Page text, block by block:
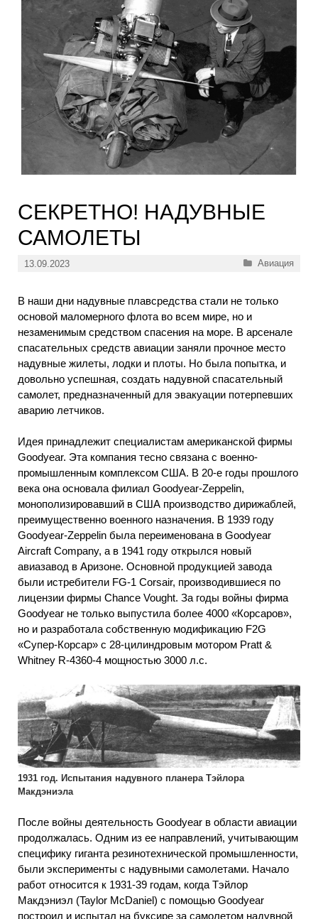
СЕКРЕТНО! НАДУВНЫЕ
САМОЛЕТЫ
13.09.2023 Рубрики
Авиация
В наши дни надувные плавсредства стали не только
основой маломерного флота во всем мире, но и
незаменимым средством спасения на море. В арсенале
спасательных средств авиации заняли прочное место
надувные жилеты, лодки и плоты. Но была попытка, и
довольно успешная, создать надувной спасательный
самолет, предназначенный для эвакуации потерпевших
аварию летчиков.
Идея принадлежит специалистам американской фирмы
Goodyear. Эта компания тесно связана с военно-
промышленным комплексом США. В 20-е годы прошлого
века она основала филиал Goodyear-Zeppelin,
монополизировавший в США производство дирижаблей,
преимущественно военного назначения. В 1939 году
Goodyear-Zeppelin была переименована в Goodyear
Aircraft Company, а в 1941 году открылся новый
авиазавод в Аризоне. Основной продукцией завода
были истребители FG-1 Corsair, производившиеся по
лицензии фирмы Chance Vought. За годы войны фирма
Goodyear не только выпустила более 4000 «Корсаров»,
но и разработала собственную модификацию F2G
«Супер-Корсар» с 28-цилиндровым мотором Pratt &
Whitney R-4360-4 мощностью 3000 л.с.
1931 год. Испытания надувного планера Тэйлора
Макдэниэла
После войны деятельность Goodyear в области авиации
продолжалась. Одним из ее направлений, учитывающим
специфику гиганта резинотехнической промышленности,
были эксперименты с надувными самолетами. Начало
работ относится к 1931-39 годам, когда Тэйлор
Макдэниэл (Taylor McDaniel) с помощью Goodyear
построил и испытал на буксире за самолетом надувной